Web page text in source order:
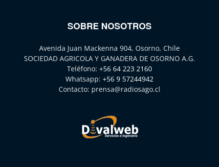
SOBRE NOSOTROS
Avenida Juan Mackenna 904, Osorno, Chile
SOCIEDAD AGRICOLA Y GANADERA DE OSORNO A.G.
Teléfono: +56 64 223 2160
Whatsapp: +56 9 57244942
Contacto: prensa@radiosago.cl